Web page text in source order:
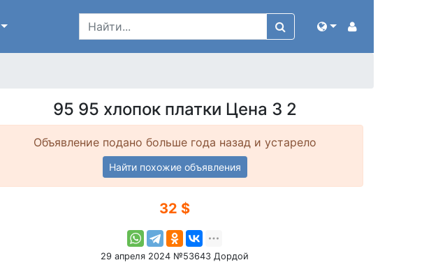
95 95 хлопок платки Цена 3 2
Объявление подано больше года назад и устарело
Найти похожие объявления
32 $
29 апреля 2024 №53643 Дордой